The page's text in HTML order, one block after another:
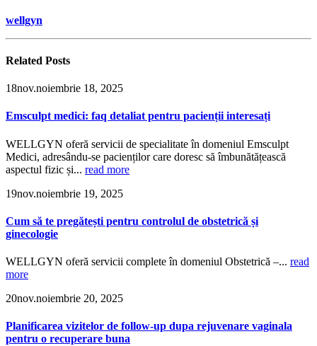
wellgyn
Related Posts
18nov.noiembrie 18, 2025
Emsculpt medici: faq detaliat pentru pacienții interesați
WELLGYN oferă servicii de specialitate în domeniul Emsculpt
Medici, adresându-se pacienților care doresc să îmbunătățească
aspectul fizic și... read more
19nov.noiembrie 19, 2025
Cum să te pregătești pentru controlul de obstetrică și
ginecologie
WELLGYN oferă servicii complete în domeniul Obstetrică –... read
more
20nov.noiembrie 20, 2025
Planificarea vizitelor de follow-up dupa rejuvenare vaginala
pentru o recuperare buna